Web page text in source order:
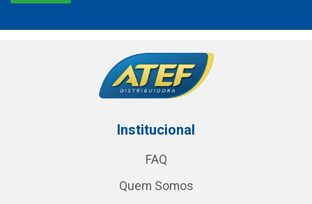
Institucional
FAQ
Quem Somos